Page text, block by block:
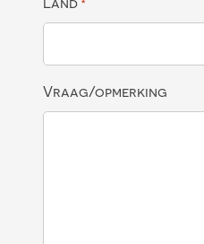
*
Vraag/opmerking